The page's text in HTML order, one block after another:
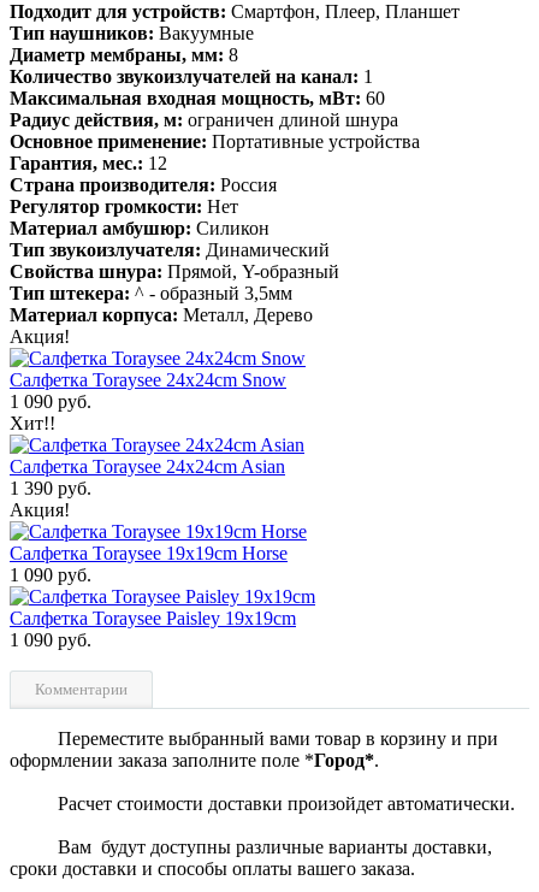
Подходит для устройств: Смартфон, Плеер, Планшет
Тип наушников: Вакуумные
Диаметр мембраны, мм: 8
Количество звукоизлучателей на канал: 1
Максимальная входная мощность, мВт: 60
Радиус действия, м: ограничен длиной шнура
Основное применение: Портативные устройства
Гарантия, мес.: 12
Страна производителя: Россия
Регулятор громкости: Нет
Материал амбушюр: Силикон
Тип звукоизлучателя: Динамический
Свойства шнура: Прямой, Y-образный
Тип штекера: ^ - образный 3,5мм
Материал корпуса: Металл, Дерево
Акция!
Салфетка Toraysee 24x24cm Snow
1 090 руб.
Хит!!
Салфетка Toraysee 24x24cm Asian
1 390 руб.
Акция!
Салфетка Toraysee 19x19cm Horse
1 090 руб.
Салфетка Toraysee Paisley 19x19cm
1 090 руб.
Комментарии
Переместите выбранный вами товар в корзину и при
оформлении заказа заполните поле *Город*.
Расчет стоимости доставки произойдет автоматически.
Вам будут доступны различные варианты доставки,
сроки доставки и способы оплаты вашего заказа.